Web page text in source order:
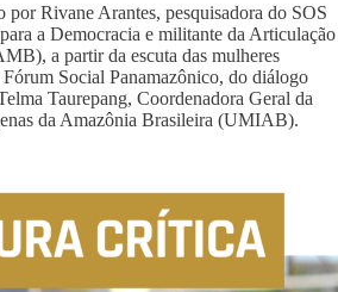
por Rivane Arantes, pesquisadora do SOS
a Democracia e militante da Articulação
a partir da escuta das mulheres
Social Panamazônico, do diálogo
Taurepang, Coordenadora Geral da
da Amazônia Brasileira (UMIAB).